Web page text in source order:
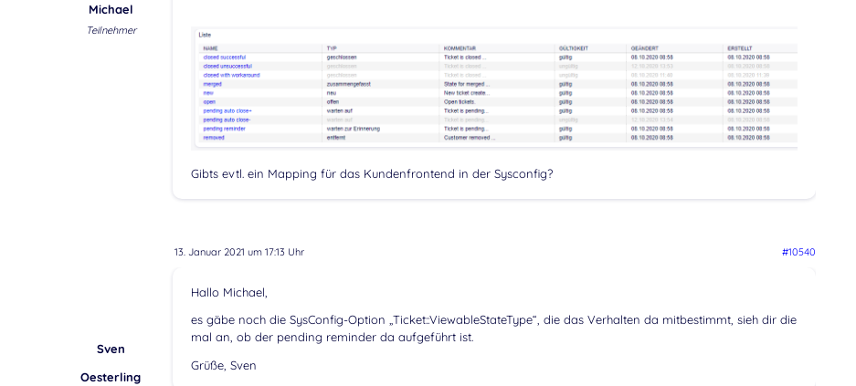
Michael
Teilnehmer
Gibts evtl. ein Mapping für das Kundenfrontend in der Sysconfig?
13. Januar 2021 um 17:13 Uhr #10540
Sven
Oesterling
Hallo Michael,
es gäbe noch die SysConfig-Option „Ticket::ViewableStateType“, die das Verhalten da mitbestimmt, sieh dir die
mal an, ob der pending reminder da aufgeführt ist.
Grüße, Sven